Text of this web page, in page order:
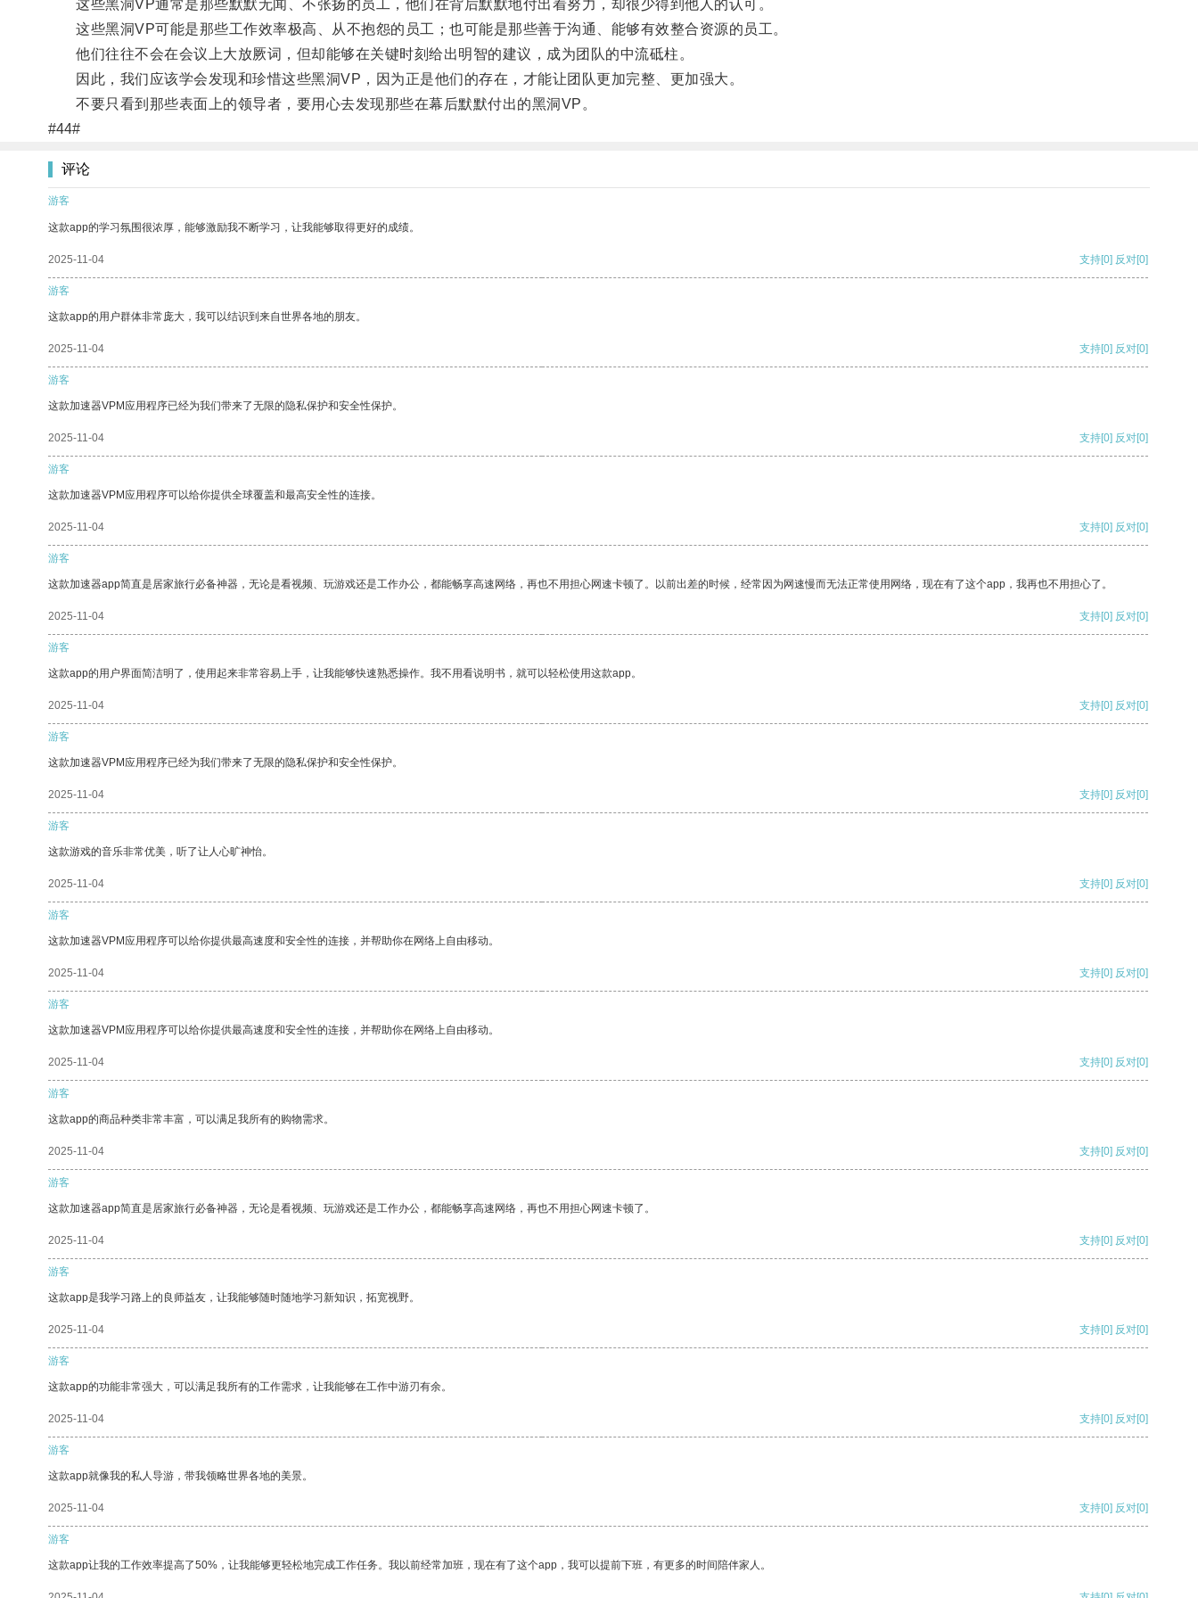
这些黑洞VP通常是那些默默无闻、不张扬的员工，他们在背后默默地付出着努力，却很少得到他人的认可。
这些黑洞VP可能是那些工作效率极高、从不抱怨的员工；也可能是那些善于沟通、能够有效整合资源的员工。
他们往往不会在会议上大放厥词，但却能够在关键时刻给出明智的建议，成为团队的中流砥柱。
因此，我们应该学会发现和珍惜这些黑洞VP，因为正是他们的存在，才能让团队更加完整、更加强大。
不要只看到那些表面上的领导者，要用心去发现那些在幕后默默付出的黑洞VP。
#44#
评论
游客
这款app的学习氛围很浓厚，能够激励我不断学习，让我能够取得更好的成绩。
2025-11-04 支持[0] 反对[0]
游客
这款app的用户群体非常庞大，我可以结识到来自世界各地的朋友。
2025-11-04 支持[0] 反对[0]
游客
这款加速器VPM应用程序已经为我们带来了无限的隐私保护和安全性保护。
2025-11-04 支持[0] 反对[0]
游客
这款加速器VPM应用程序可以给你提供全球覆盖和最高安全性的连接。
2025-11-04 支持[0] 反对[0]
游客
这款加速器app简直是居家旅行必备神器，无论是看视频、玩游戏还是工作办公，都能畅享高速网络，再也不用担心网速卡顿了。以前出差的时候，经常因为网速慢而无法正常使用网络，现在有了这个app，我再也不用担心了。
2025-11-04 支持[0] 反对[0]
游客
这款app的用户界面简洁明了，使用起来非常容易上手，让我能够快速熟悉操作。我不用看说明书，就可以轻松使用这款app。
2025-11-04 支持[0] 反对[0]
游客
这款加速器VPM应用程序已经为我们带来了无限的隐私保护和安全性保护。
2025-11-04 支持[0] 反对[0]
游客
这款游戏的音乐非常优美，听了让人心旷神怡。
2025-11-04 支持[0] 反对[0]
游客
这款加速器VPM应用程序可以给你提供最高速度和安全性的连接，并帮助你在网络上自由移动。
2025-11-04 支持[0] 反对[0]
游客
这款加速器VPM应用程序可以给你提供最高速度和安全性的连接，并帮助你在网络上自由移动。
2025-11-04 支持[0] 反对[0]
游客
这款app的商品种类非常丰富，可以满足我所有的购物需求。
2025-11-04 支持[0] 反对[0]
游客
这款加速器app简直是居家旅行必备神器，无论是看视频、玩游戏还是工作办公，都能畅享高速网络，再也不用担心网速卡顿了。
2025-11-04 支持[0] 反对[0]
游客
这款app是我学习路上的良师益友，让我能够随时随地学习新知识，拓宽视野。
2025-11-04 支持[0] 反对[0]
游客
这款app的功能非常强大，可以满足我所有的工作需求，让我能够在工作中游刃有余。
2025-11-04 支持[0] 反对[0]
游客
这款app就像我的私人导游，带我领略世界各地的美景。
2025-11-04 支持[0] 反对[0]
游客
这款app让我的工作效率提高了50%，让我能够更轻松地完成工作任务。我以前经常加班，现在有了这个app，我可以提前下班，有更多的时间陪伴家人。